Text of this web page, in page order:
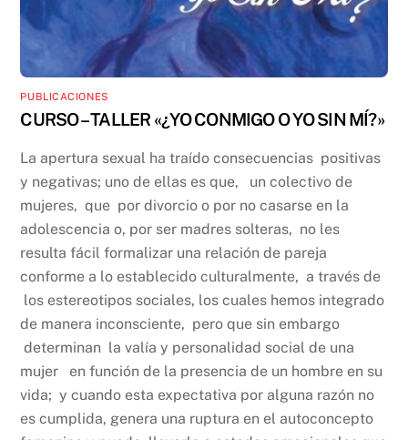
PUBLICACIONES
CURSO – TALLER «¿YO CONMIGO O YO SIN MÍ?»
La apertura sexual ha traído consecuencias positivas
y negativas; uno de ellas es que, un colectivo de
mujeres, que por divorcio o por no casarse en la
adolescencia o, por ser madres solteras, no les
resulta fácil formalizar una relación de pareja
conforme a lo establecido culturalmente, a través de
los estereotipos sociales, los cuales hemos integrado
de manera inconsciente, pero que sin embargo
determinan la valía y personalidad social de una
mujer en función de la presencia de un hombre en su
vida; y cuando esta expectativa por alguna razón no
es cumplida, genera una ruptura en el autoconcepto